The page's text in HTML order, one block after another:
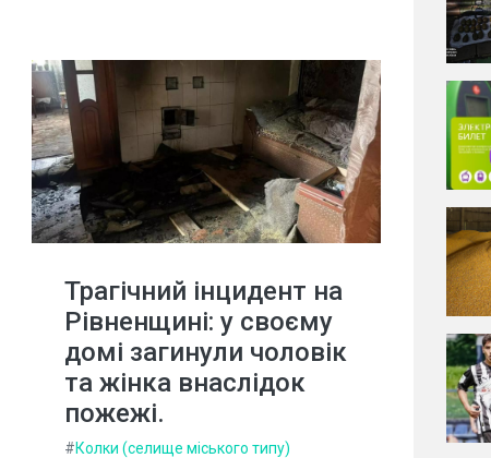
Трагічний інцидент на
Рівненщині: у своєму
домі загинули чоловік
та жінка внаслідок
пожежі.
#Колки (селище міського типу)